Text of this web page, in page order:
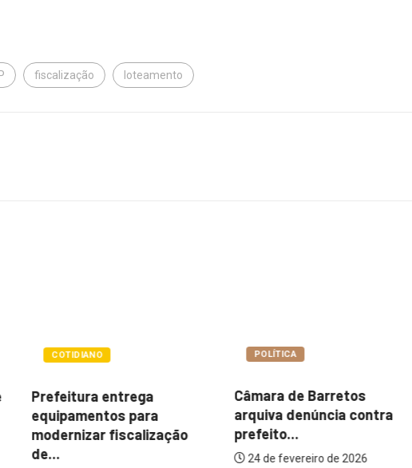
fiscalização loteamento
POLÍTICA
Câmara de Barretos
arquiva denúncia contra
prefeito...
24 de fevereiro de 2026
COTIDIANO
Vigilância Sanitária recebe
veículo para reforçar
ações...
26 de maio de 2026